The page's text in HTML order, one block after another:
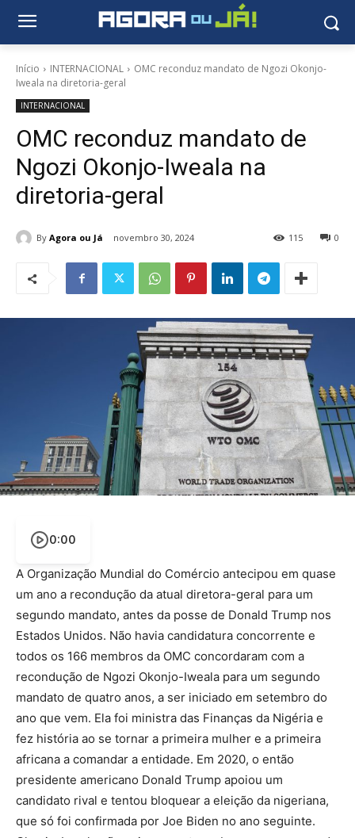
Início INTERNACIONAL
OMC reconduz mandato de Ngozi Okonjo-
Iweala na diretoria-geral
INTERNACIONAL
OMC reconduz mandato de
Ngozi Okonjo-Iweala na
diretoria-geral
By Agora ou Já novembro 30, 2024 0
115
0:00
A Organização Mundial do Comércio antecipou em quase
um ano a recondução da atual diretora-geral para um
segundo mandato, antes da posse de Donald Trump nos
Estados Unidos. Não havia candidatura concorrente e
todos os 166 membros da OMC concordaram com a
recondução de Ngozi Okonjo-Iweala para um segundo
mandato de quatro anos, a ser iniciado em setembro do
ano que vem. Ela foi ministra das Finanças da Nigéria e
fez história ao se tornar a primeira mulher e a primeira
africana a comandar a entidade. Em 2020, o então
presidente americano Donald Trump apoiou um
candidato rival e tentou bloquear a eleição da nigeriana,
que só foi confirmada por Joe Biden no ano seguinte.